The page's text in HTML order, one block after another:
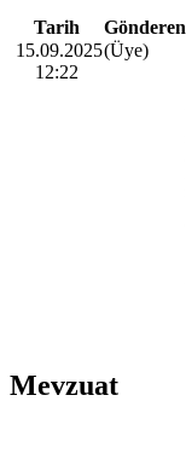
Tarih
Gönderen
15.09.2025
12:22
(Üye)
Mevzuat